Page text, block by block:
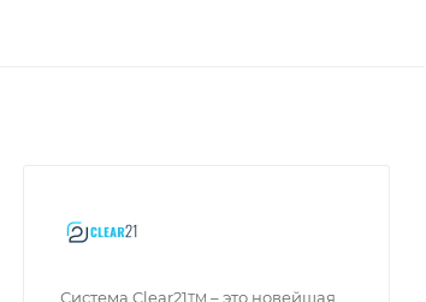
Система Clear21
– это новейшая